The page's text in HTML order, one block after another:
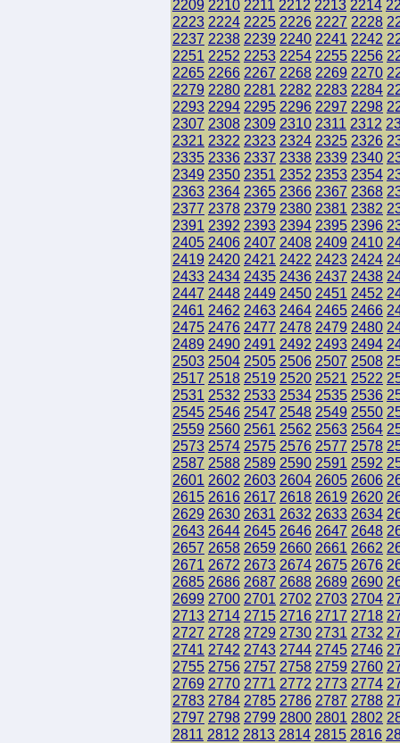
2209 2210 2211 2212 2213 2214
2223 2224 2225 2226 2227 2228
2237 2238 2239 2240 2241 2242
2251 2252 2253 2254 2255 2256
2265 2266 2267 2268 2269 2270
2279 2280 2281 2282 2283 2284
2293 2294 2295 2296 2297 2298
2307 2308 2309 2310 2311 2312
2321 2322 2323 2324 2325 2326
2335 2336 2337 2338 2339 2340
2349 2350 2351 2352 2353 2354
2363 2364 2365 2366 2367 2368
2377 2378 2379 2380 2381 2382
2391 2392 2393 2394 2395 2396
2405 2406 2407 2408 2409 2410
2419 2420 2421 2422 2423 2424
2433 2434 2435 2436 2437 2438
2447 2448 2449 2450 2451 2452
2461 2462 2463 2464 2465 2466
2475 2476 2477 2478 2479 2480
2489 2490 2491 2492 2493 2494
2503 2504 2505 2506 2507 2508
2517 2518 2519 2520 2521 2522
2531 2532 2533 2534 2535 2536
2545 2546 2547 2548 2549 2550
2559 2560 2561 2562 2563 2564
2573 2574 2575 2576 2577 2578
2587 2588 2589 2590 2591 2592
2601 2602 2603 2604 2605 2606
2615 2616 2617 2618 2619 2620
2629 2630 2631 2632 2633 2634
2643 2644 2645 2646 2647 2648
2657 2658 2659 2660 2661 2662
2671 2672 2673 2674 2675 2676
2685 2686 2687 2688 2689 2690
2699 2700 2701 2702 2703 2704
2713 2714 2715 2716 2717 2718
2727 2728 2729 2730 2731 2732
2741 2742 2743 2744 2745 2746
2755 2756 2757 2758 2759 2760
2769 2770 2771 2772 2773 2774
2783 2784 2785 2786 2787 2788
2797 2798 2799 2800 2801 2802
2811 2812 2813 2814 2815 2816